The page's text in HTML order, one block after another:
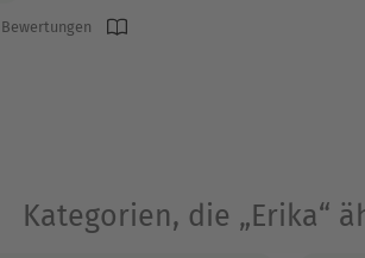
Bewertungen
Kategorien, die „Erika“